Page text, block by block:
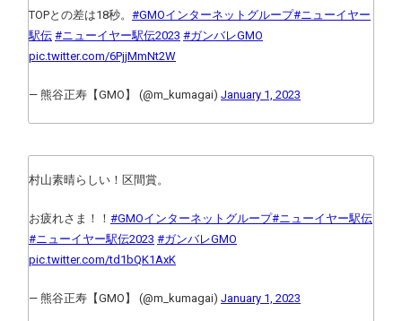
TOPとの差は18秒。 #GMOインターネットグループ#ニューイヤー
駅伝 #ニューイヤー駅伝2023 #ガンバレGMO
pic.twitter.com/6PjjMmNt2W
— 熊谷正寿【GMO】 (@m_kumagai) January 1, 2023
村山素晴らしい！区間賞。
お疲れさま！！ #GMOインターネットグループ#ニューイヤー駅伝
#ニューイヤー駅伝2023 #ガンバレGMO
pic.twitter.com/td1bQK1AxK
— 熊谷正寿【GMO】 (@m_kumagai) January 1, 2023